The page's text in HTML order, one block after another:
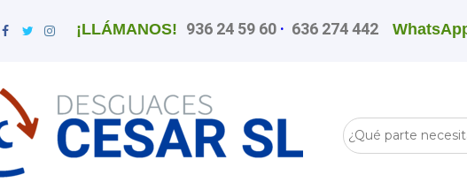
¡LLÁMANOS! 936 24 59 60 · 636 274 442